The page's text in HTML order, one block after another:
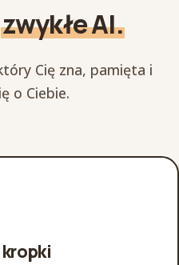
zwykłe AI.
Cię zna, pamięta i
o Ciebie.